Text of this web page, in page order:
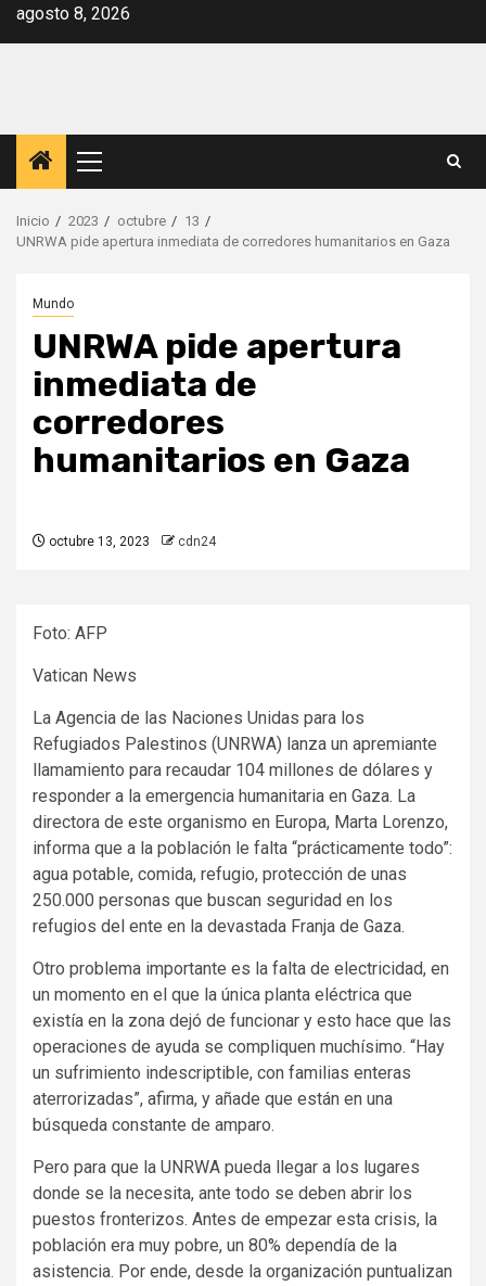
Saltar
agosto 8, 2026
Menú
principal
Inicio 2023 octubre
13
UNRWA pide apertura inmediata de corredores humanitarios en Gaza
Mundo
UNRWA pide apertura
inmediata de
corredores
humanitarios en Gaza
octubre 13, 2023 cdn24
Foto: AFP
Vatican News
La Agencia de las Naciones Unidas para los
Refugiados Palestinos (UNRWA) lanza un apremiante
llamamiento para recaudar 104 millones de dólares y
responder a la emergencia humanitaria en Gaza. La
directora de este organismo en Europa, Marta Lorenzo,
informa que a la población le falta “prácticamente todo”:
agua potable, comida, refugio, protección de unas
250.000 personas que buscan seguridad en los
refugios del ente en la devastada Franja de Gaza.
Otro problema importante es la falta de electricidad, en
un momento en el que la única planta eléctrica que
existía en la zona dejó de funcionar y esto hace que las
operaciones de ayuda se compliquen muchísimo. “Hay
un sufrimiento indescriptible, con familias enteras
aterrorizadas”, afirma, y añade que están en una
búsqueda constante de amparo.
Pero para que la UNRWA pueda llegar a los lugares
donde se la necesita, ante todo se deben abrir los
puestos fronterizos. Antes de empezar esta crisis, la
población era muy pobre, un 80% dependía de la
asistencia. Por ende, desde la organización puntualizan